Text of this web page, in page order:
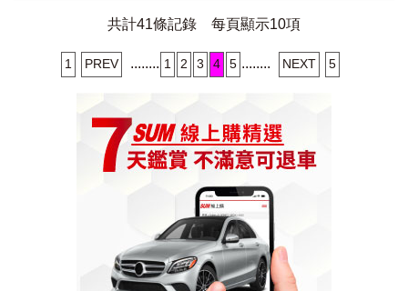
共計41條記錄 每頁顯示10項
1 PREV ........ 1 2 3 4 5 ........ NEXT 5